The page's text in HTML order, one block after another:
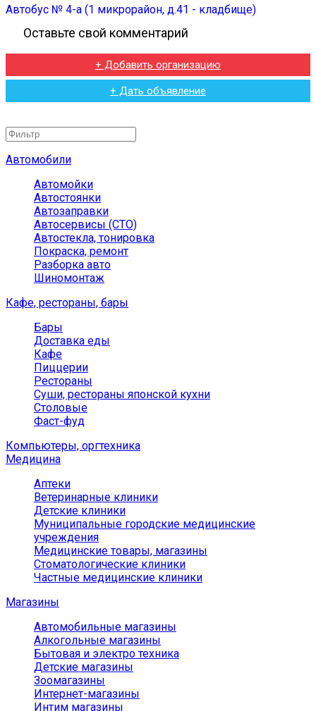
Автобус № 4-а (1 микрорайон, д.41 - кладбище)
Оставьте свой комментарий
+ Добавить организацию
+ Дать объявление
Автомобили
Автомойки
Автостоянки
Автозаправки
Автосервисы (СТО)
Автостекла, тонировка
Покраска, ремонт
Разборка авто
Шиномонтаж
Кафе, рестораны, бары
Бары
Доставка еды
Кафе
Пиццерии
Рестораны
Суши, рестораны японской кухни
Столовые
Фаст-фуд
Компьютеры, оргтехника
Медицина
Аптеки
Ветеринарные клиники
Детские клиники
Муниципальные городские медицинские
учреждения
Медицинские товары, магазины
Стоматологические клиники
Частные медицинские клиники
Магазины
Автомобильные магазины
Алкогольные магазины
Бытовая и электро техника
Детские магазины
Зоомагазины
Интернет-магазины
Интим магазины